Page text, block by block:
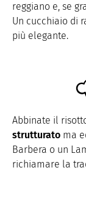
reggiano e, se
Un cucchiaio di
più elegante.
Abbinate il
strutturato ma
Barbera o un
richiamare la